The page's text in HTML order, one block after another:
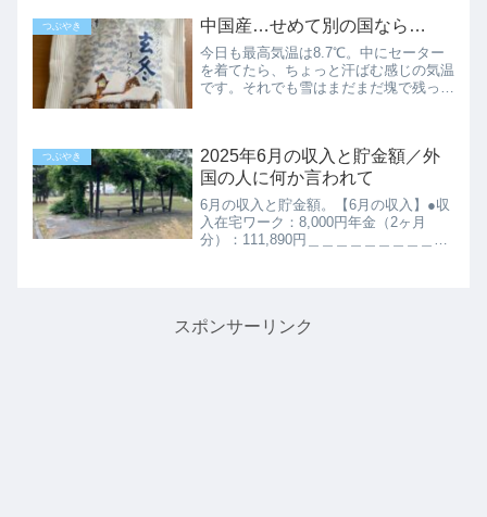
れをしみじみ味わいました。誰にも聞か
れない「髪切った？...
つぶやき 中国産…せめて別の国なら…
今日も最高気温は8.7℃。中にセーター
を着てたら、ちょっと汗ばむ感じの気温
です。それでも雪はまだまだ塊で残って
を返して初めて気づく先...
つぶやき
2025年6月の収入と貯金額／外
国の人に何か言われて
6月の収入と貯金額。【6月の収入】●収
入在宅ワーク：8,000円年金（2ヶ月
分）：111,890円＿＿＿＿＿＿＿＿＿＿
スポンサーリンク